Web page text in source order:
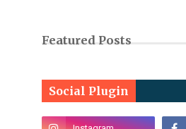
Featured Posts
Social Plugin